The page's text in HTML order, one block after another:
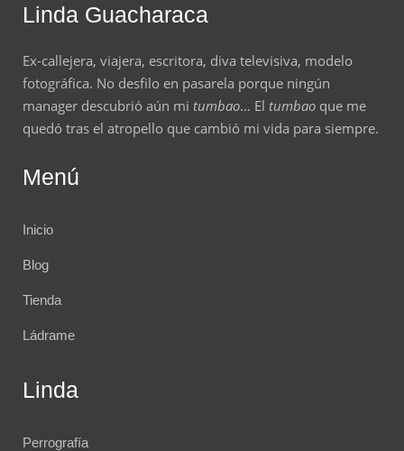
Linda Guacharaca
Ex-callejera, viajera, escritora, diva televisiva, modelo
fotográfica. No desfilo en pasarela porque ningún
manager descubrió aún mi tumbao… El tumbao que me
quedó tras el atropello que cambió mi vida para siempre.
Menú
Inicio
Blog
Tienda
Ládrame
Linda
Perrografía